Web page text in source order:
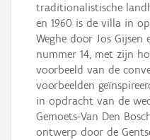
traditionalistische
en 1960 is de villa in
Weghe door Jos Gijsen
nummer 14, met zijn
voorbeeld van de
voorbeelden
in opdracht van de
Gemoets-Van Den
ontwerp door de